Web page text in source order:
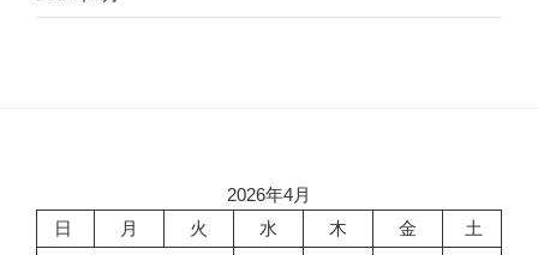
2026年4月
日
月 火 水 木 金 土